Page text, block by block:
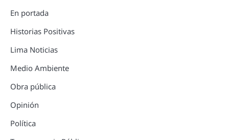
En portada
Historias Positivas
Lima Noticias
Medio Ambiente
Obra pública
Opinión
Política